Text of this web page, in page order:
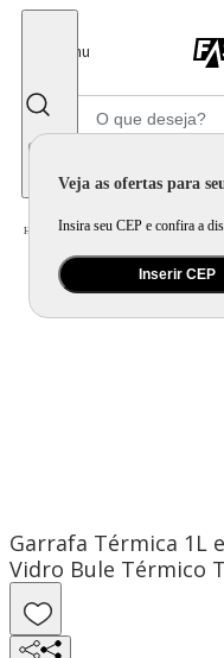
Menu
Veja as ofertas para
Insira seu CEP e confira a
Inserir CEP
Home Utilidade Doméstica Mesa / Garrafa
Garrafa Térmica 1L
Vidro Bule Térmico